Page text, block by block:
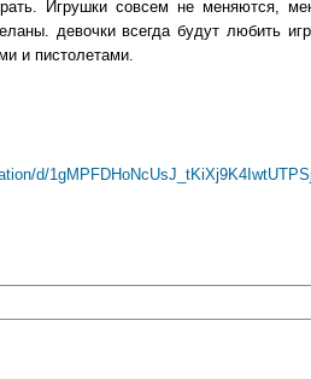
Игрушки совсем не меняются,
девочки всегда будут любить
и пистолетами.
d/